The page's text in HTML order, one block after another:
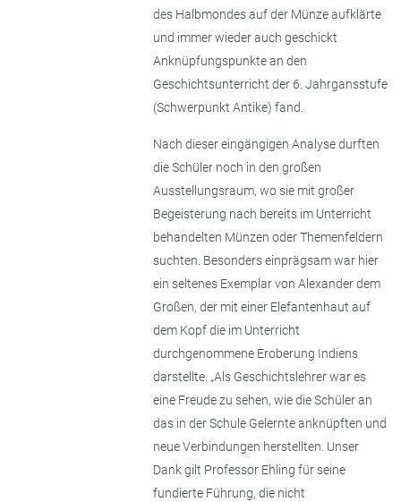
des Halbmondes auf der Münze aufklärte
und immer wieder auch geschickt
Anknüpfungspunkte an den
Geschichtsunterricht der 6. Jahrgansstufe
(Schwerpunkt Antike) fand.
Nach dieser eingängigen Analyse durften
die Schüler noch in den großen
Ausstellungsraum, wo sie mit großer
Begeisterung nach bereits im Unterricht
behandelten Münzen oder Themenfeldern
suchten. Besonders einprägsam war hier
ein seltenes Exemplar von Alexander dem
Großen, der mit einer Elefantenhaut auf
dem Kopf die im Unterricht
durchgenommene Eroberung Indiens
darstellte. „Als Geschichtslehrer war es
eine Freude zu sehen, wie die Schüler an
das in der Schule Gelernte anknüpften und
neue Verbindungen herstellten. Unser
Dank gilt Professor Ehling für seine
fundierte Führung, die nicht